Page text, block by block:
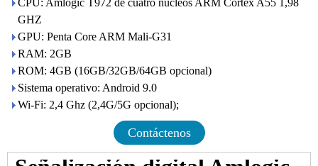
CPU: Amlogic T972 de cuatro núcleos ARM Cortex A55 1,98
GHZ
GPU: Penta Core ARM Mali-G31
RAM: 2GB
ROM: 4GB (16GB/32GB/64GB opcional)
Sistema operativo: Android 9.0
Wi-Fi: 2,4 Ghz (2,4G/5G opcional);
Contáctenos